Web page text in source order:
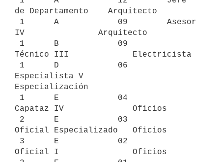
de Departamento    Arquitecto
IV               Arquitecto
Técnico III             Electricista
Especialista V
Especialización
Capataz IV              Oficios
Oficial Especializado   Oficios
Oficial I               Oficios